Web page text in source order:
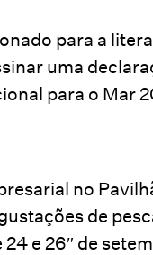
para a
uma
para o Mar
no
de
e 26″ de